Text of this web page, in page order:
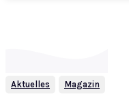
Aktuelles Magazin